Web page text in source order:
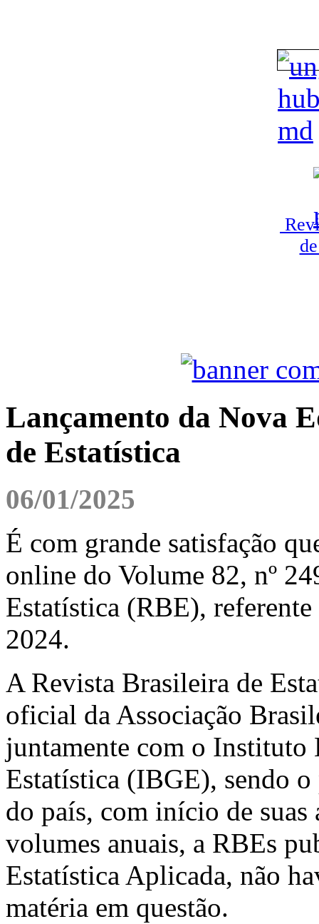
Lançamento da Nova
de Estatística
06/01/2025
É com grande satisfação
online do Volume 82, nº
Estatística (RBE),
2024.
A Revista Brasileira de
oficial da Associação
juntamente com o Instituto
Estatística (IBGE), sendo
do país, com início de
volumes anuais, a RBEs
Estatística Aplicada, não
matéria em questão.